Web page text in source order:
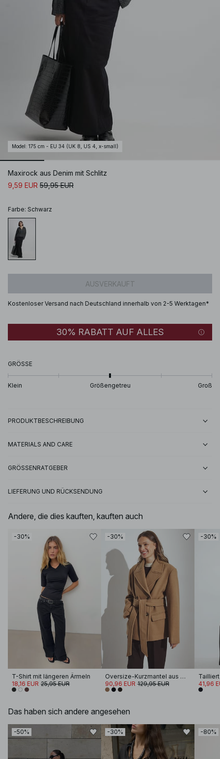
Model : 175 cm - EU 34 (UK 8, US 4, x-small)
Maxirock aus Denim mit Schlitz
9,59 EUR 59,95 EUR
Farbe: Schwarz
AUSVERKAUFT
Kostenloser Versand nach Deutschland innerhalb von 2-5 Werktagen*
30% RABATT AUF ALLES
GRÖSSE
Klein Größengetreu Groß
PRODUKTBESCHREIBUNG
MATERIALS AND CARE
GRÖSSENRATGEBER
LIEFERUNG UND RÜCKSENDUNG
Andere, die dies kauften, kauften auch
-30%
T-Shirt mit längeren Ärmeln
18,16 EUR 25,95 EUR
-30%
Oversize-Kurzmantel aus Wollmischung
90,96 EUR 129,95 EUR
-30%
41,96
Das haben sich andere angesehen
-50% -30% -80%